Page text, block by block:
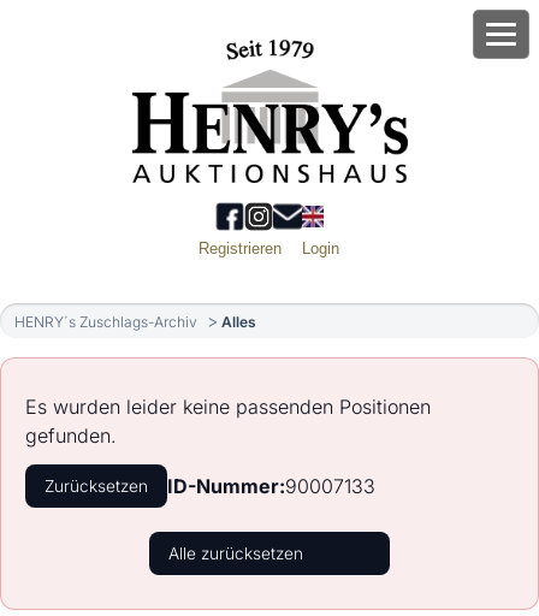
Registrieren Login
HENRY´s Zuschlags-Archiv Alles
Es wurden leider keine passenden Positionen
gefunden.
Zurücksetzen ID-Nummer:90007133
Alle zurücksetzen